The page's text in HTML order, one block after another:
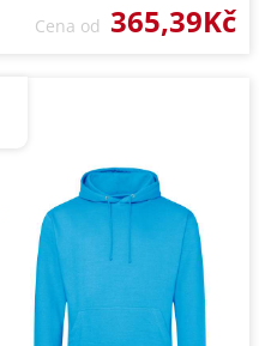
Cena od 365,39Kč